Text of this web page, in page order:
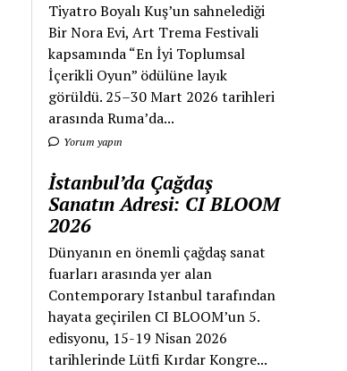
Tiyatro Boyalı Kuş’un sahnelediği
Bir Nora Evi, Art Trema Festivali
kapsamında “En İyi Toplumsal
İçerikli Oyun” ödülüne layık
görüldü. 25–30 Mart 2026 tarihleri
arasında Ruma’da...
Yorum yapın
İstanbul’da Çağdaş
Sanatın Adresi: CI BLOOM
2026
Dünyanın en önemli çağdaş sanat
fuarları arasında yer alan
Contemporary Istanbul tarafından
hayata geçirilen CI BLOOM’un 5.
edisyonu, 15-19 Nisan 2026
tarihlerinde Lütfi Kırdar Kongre...